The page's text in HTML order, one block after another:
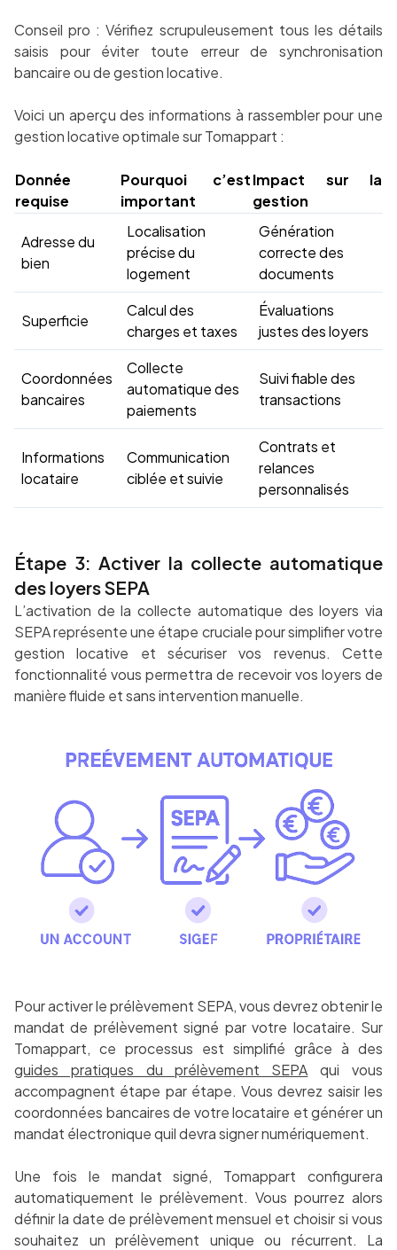
Conseil pro : Vérifiez scrupuleusement tous les détails
saisis pour éviter toute erreur de synchronisation
bancaire ou de gestion locative.
Voici un aperçu des informations à rassembler pour une
gestion locative optimale sur Tomappart :
Donnée
requise
Pourquoi c’est
important
Impact sur la
gestion
Adresse du
bien
Localisation
précise du
logement
Génération
correcte des
documents
Superficie
Calcul des
charges et taxes
Évaluations
justes des loyers
Coordonnées
bancaires
Collecte
automatique des
paiements
Suivi fiable des
transactions
Informations
locataire
Communication
ciblée et suivie
Contrats et
relances
personnalisés
Étape 3: Activer la collecte automatique
des loyers SEPA
L’activation de la collecte automatique des loyers via
SEPA représente une étape cruciale pour simplifier votre
gestion locative et sécuriser vos revenus. Cette
fonctionnalité vous permettra de recevoir vos loyers de
manière fluide et sans intervention manuelle.
Pour activer le prélèvement SEPA, vous devrez obtenir le
mandat de prélèvement signé par votre locataire. Sur
Tomappart, ce processus est simplifié grâce à des
guides pratiques du prélèvement SEPA qui vous
accompagnent étape par étape. Vous devrez saisir les
coordonnées bancaires de votre locataire et générer un
mandat électronique quil devra signer numériquement.
Une fois le mandat signé, Tomappart configurera
automatiquement le prélèvement. Vous pourrez alors
définir la date de prélèvement mensuel et choisir si vous
souhaitez un prélèvement unique ou récurrent. La